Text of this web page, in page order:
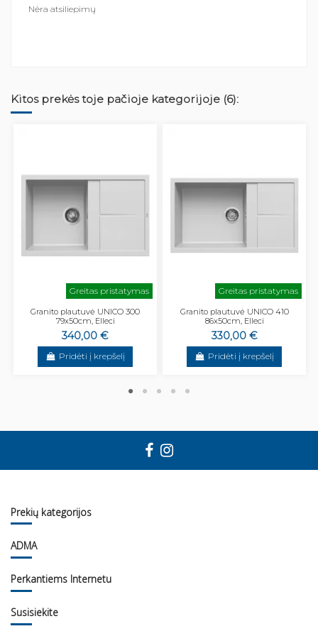
Nėra atsiliepimų
Kitos prekės toje pačioje kategorijoje (6):
Greitas pristatymas
Granito plautuvė UNICO 300
79x50cm, Elleci
340,00 €
Pridėti į krepšelį
Greitas pristatymas
Granito plautuvė UNICO 410
86x50cm, Elleci
330,00 €
Pridėti į krepšelį
Prekių kategorijos
ADMA
Perkantiems Internetu
Susisiekite